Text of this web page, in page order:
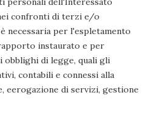
confronti di terzi e/o
necessaria per l'espletamento
instaurato e per
obblighi di legge, quali gli
contabili e connessi alla
eerogazione di servizi, gestione